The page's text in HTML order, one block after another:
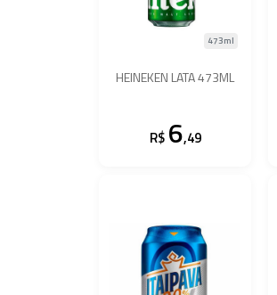
HEINEKEN LATA 473ML
473ml
R$ 6,49